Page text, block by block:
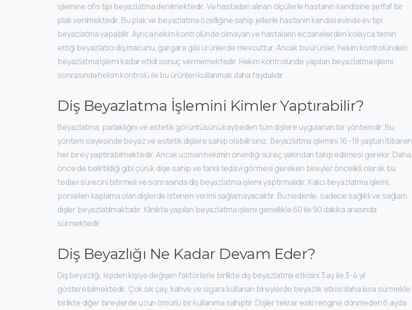
işlemine ofis tipi beyazlatma denilmektedir. Ve hastadan alınan ölçülerle hastanın kendisine şeffaf bir
plak verilmektedir. Bu plak ve beyazlatma özelliğine sahip jellerle hastanın kendisi evinde ev tipi
beyazlatma yapabilir. Ayrıca hekim kontrolünde olmayan ve hastaların eczanelerden kolayca temin
ettiği beyazlatıcı diş macunu, gargara gibi ürünlerde mevcuttur. Ancak bu ürünler, hekim kontrolündeki
beyazlatma işlemi kadar etkili sonuç vermemektedir. Hekim kontrolünde yapılan beyazlatma işlemi
sonrasında hekim kontrolü ile bu ürünleri kullanmak daha faydalıdır.
Diş Beyazlatma İşlemini Kimler Yaptırabilir?
Beyazlatma, parlaklığını ve estetik görüntüsünü kaybeden tüm dişlere uygulanan bir yöntemdir. Bu
yöntem sayesinde beyaz ve estetik dişlere sahip olabilirsiniz. Beyazlatma işlemini 16 -18 yaştan itibaren
her birey yaptırabilmektedir. Ancak uzman hekimin önerdiği süreç yakından takip edilmesi gerekir. Daha
önce de belirtildiği gibi çürük dişe sahip ve farklı tedavi görmesi gereken bireyler öncelikli olarak bu
tedavi sürecini bitirmeli ve sonrasında diş beyazlatma işlemi yaptırmalıdır. Kalıcı beyazlatma işlemi,
porselen kaplama olan dişlerde istenen verimi sağlamayacaktır. Bu nedenle, sadece sağlıklı ve sağlam
dişler beyazlatılmaktadır. Klinikte yapılan beyazlatma işlemi genellikle 60 ile 90 dakika arasında
sürmektedir.
Diş Beyazlığı Ne Kadar Devam Eder?
Diş beyazlığı, kişiden kişiye değişen faktörlerle birlikte diş beyazlatma etkisini 3 ay ile 3-4 yıl
gösterebilmektedir. Çok sık çay, kahve ve sigara kullanan bireylerde beyazlık etkisi daha kısa sürmekle
birlikte diğer bireylerde uzun ömürlü bir kullanıma sahiptir. Dişler tekrar eski rengine dönmeden 6 ayda